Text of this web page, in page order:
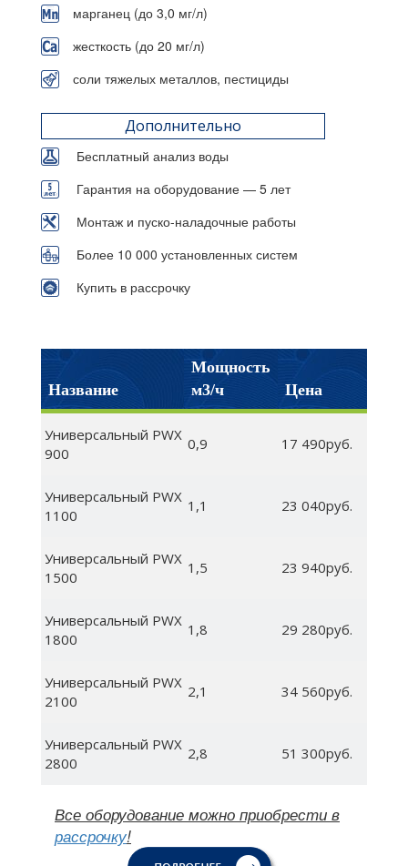
марганец (до 3,0 мг/л)
жесткость (до 20 мг/л)
соли тяжелых металлов, пестициды
Дополнительно
Бесплатный анализ воды
Гарантия на оборудование — 5 лет
Монтаж и пуско-наладочные работы
Более 10 000 установленных систем
Купить в рассрочку
Название
Мощность
м3/ч
Цена
Универсальный PWX
900
0,9 17 490руб.
Универсальный PWX
1100
1,1 23 040руб.
Универсальный PWX
1500
1,5 23 940руб.
Универсальный PWX
1800
1,8 29 280руб.
Универсальный PWX
2100
2,1 34 560руб.
Универсальный PWX
2800
2,8 51 300руб.
Все оборудование можно приобрести в
рассрочку!